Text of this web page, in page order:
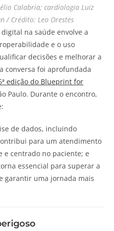
Calabria; cardiologia Luiz
/ Crédito: Leo Orestes
na saúde envolve a
e o uso
decisões e melhorar a
conversa foi aprofundada
edição do Blueprint for
Paulo. Durante o encontro,
de dados, incluindo
para um atendimento
e centrado no paciente; e
essencial para superar a
garantir uma jornada mais